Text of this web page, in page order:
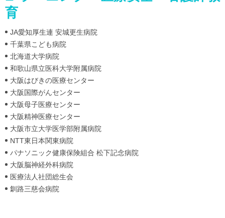
育
JA愛知厚生連 安城更生病院
千葉県こども病院
北海道大学病院
和歌山県立医科大学附属病院
大阪はびきの医療センター
大阪国際がんセンター
大阪母子医療センター
大阪精神医療センター
大阪市立大学医学部附属病院
NTT東日本関東病院
パナソニック健康保険組合 松下記念病院
大阪脳神経外科病院
医療法人社団総生会
釧路三慈会病院